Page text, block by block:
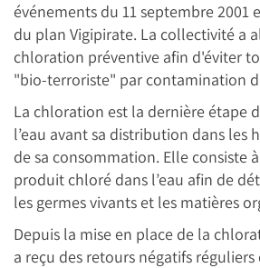
événements du 11 septembre 2001
du plan Vigipirate. La collectivité a
chloration préventive afin d'éviter
"bio-terroriste" par contamination
La chloration est la dernière étape
l’eau avant sa distribution dans les
de sa consommation. Elle consiste
produit chloré dans l’eau afin de
les germes vivants et les matières
Depuis la mise en place de la
a reçu des retours négatifs